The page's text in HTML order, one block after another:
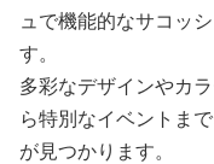
ュで機能的なサコッ
す。
多彩なデザインやカ
ら特別なイベントま
が見つかります。